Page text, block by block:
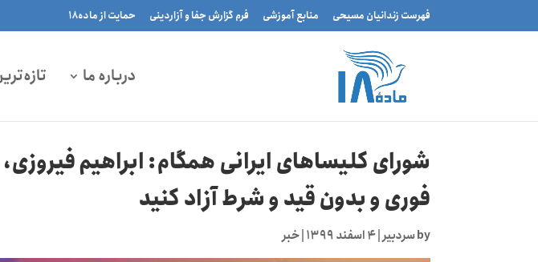
فهرست زندانیان مسیحی منابع آموزشی فرم گزارش جفا و آزاردینی حمایت از ماده۱۸
درباره ما
شورای کلیساهای ایرانی همگام: ابراهیم
فوری و بدون قید و شرط آزاد کنید
byسردبیر|۴ اسفند ۱۳۹۹ |خبر